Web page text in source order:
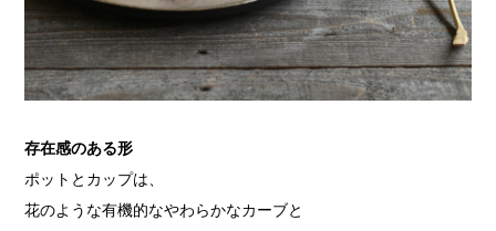
存在感のある形
ポットとカップは、
花のような有機的なやわらかなカーブと